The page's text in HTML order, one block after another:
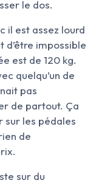
le dos.
il est assez lourd
d’être impossible
est de 120 kg.
quelqu’un de
pas
de partout. Ça
sur les pédales
de
sur du